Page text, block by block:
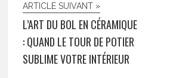
ARTICLE SUIVANT »
L’ART DU BOL EN CÉRAMIQUE
: QUAND LE TOUR DE POTIER
SUBLIME VOTRE INTÉRIEUR